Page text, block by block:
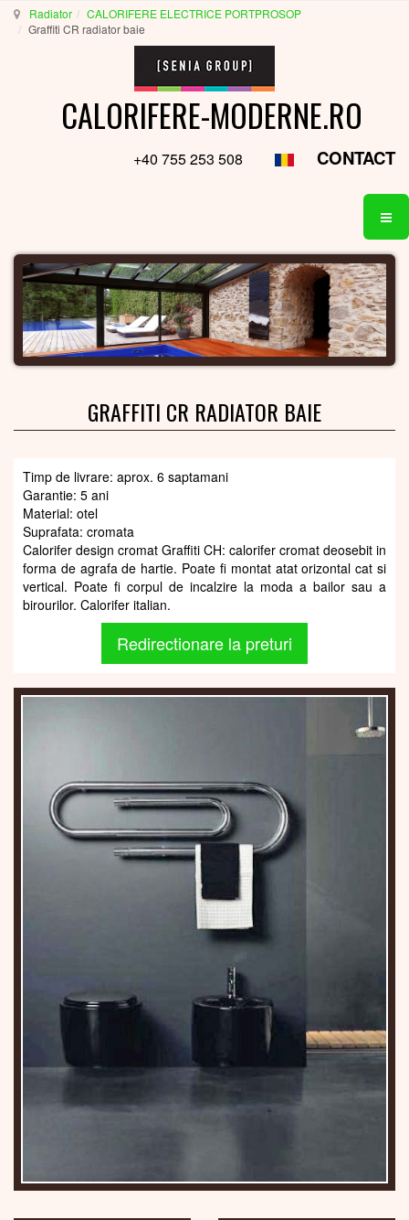
Radiator
CALORIFERE ELECTRICE PORTPROSOP
Graffiti CR radiator baie
CALORIFERE-MODERNE.RO
+40 755 253 508 CONTACT
GRAFFITI CR RADIATOR BAIE
Timp de livrare: aprox. 6 saptamani
Garantie: 5 ani
Material: otel
Suprafata: cromata
Calorifer design cromat Graffiti CH: calorifer cromat deosebit in
forma de agrafa de hartie. Poate fi montat atat orizontal cat si
vertical. Poate fi corpul de incalzire la moda a bailor sau a
birourilor. Calorifer italian.
Redirectionare la preturi